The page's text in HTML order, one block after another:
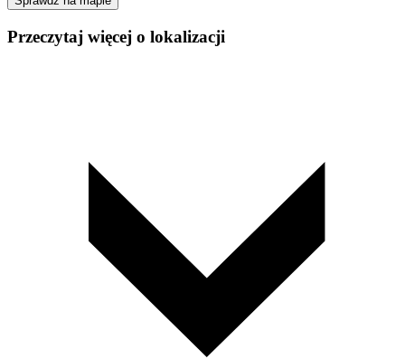
Przeczytaj więcej o lokalizacji